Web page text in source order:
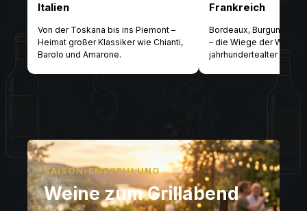
Italien
Von der Toskana bis ins Piemont –
Heimat großer Klassiker wie Chianti,
Barolo und Amarone.
Frankreich
Bordeaux, Burgund und
– die Wiege der
jahrhundertealter
SAISON-EMPFEHLUNG
Weine zum Grillabend